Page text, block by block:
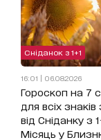
Сніданок з 1+1
16:01 | 06.08.2026
Гороскоп на 7
для всіх знаків
від Сніданку з
Місяць у